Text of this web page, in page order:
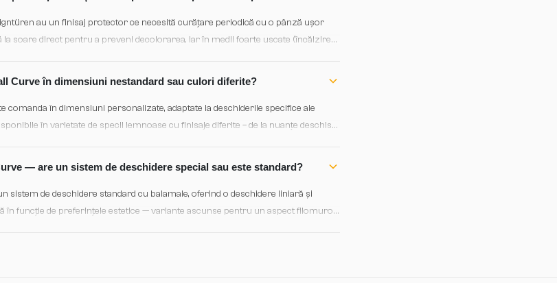
au un finisaj protector ce necesită curățare periodică cu o pânză ușor
la soare direct pentru a preveni decolorarea, iar în medii foarte uscate (încălzire
Curve în dimensiuni nestandard sau culori diferite?
comanda în dimensiuni personalizate, adaptate la deschiderile specifice ale
în varietate de specii lemnoase cu finisaje diferite – de la nuanțe deschise
— are un sistem de deschidere special sau este standard?
sistem de deschidere standard cu balamale, oferind o deschidere liniară și
în funcție de preferințele estetice — variante ascunse pentru un aspect filomuro